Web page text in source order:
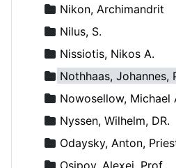
Nikon, Archimandrit
Nilus, S.
Nissiotis, Nikos A.
Nothhaas, Johannes,
Nowosellow, Michael
Nyssen, Wilhelm, DR.
Odaysky, Anton,
Osipov, Alexej, Prof.